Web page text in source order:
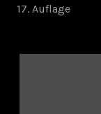
17. Auflage